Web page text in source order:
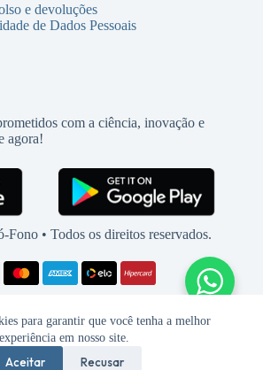
para garantir que você tenha a melhor
experiência em nosso site.
Aceitar Recusar
e devoluções
de Dados Pessoais
com a ciência, inovação e
agora!
• Todos os direitos reservados.